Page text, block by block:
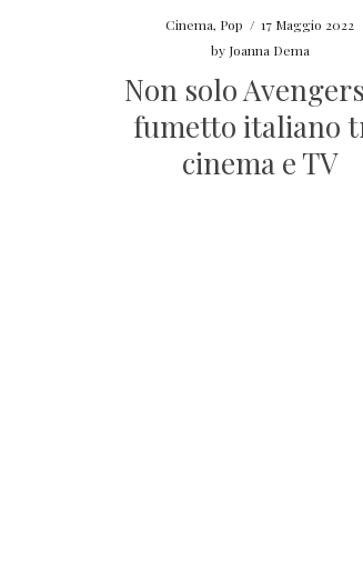
Cinema, Pop / 17 Maggio 2022
by Joanna Dema
Non solo
fumetto italiano
cinema e TV